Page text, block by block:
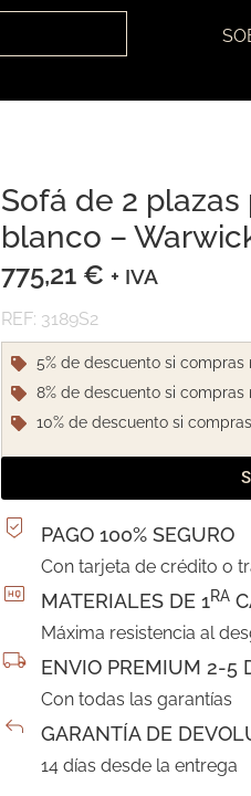
Sofá de 2
blanco –
775,21 € + IVA
REF: 3189S2
5% de descuento si compras
8% de descuento si compras
10% de descuento si
PAGO 100% SEGURO
Con tarjeta de crédito o
MATERIALES DE 1RA
Máxima resistencia al
ENVIO PREMIUM 2-5
Con todas las garantías
GARANTÍA DE
14 días desde la entrega